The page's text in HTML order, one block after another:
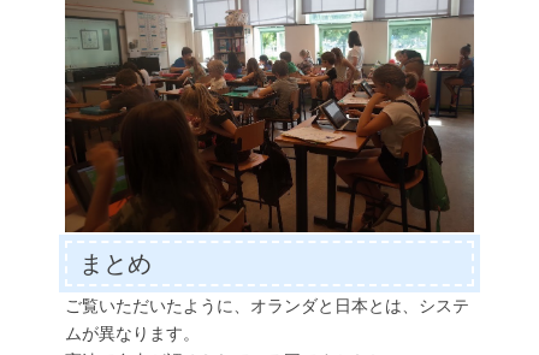
まとめ
ご覧いただいたように、オランダと日本とは、システ
ムが異なります。